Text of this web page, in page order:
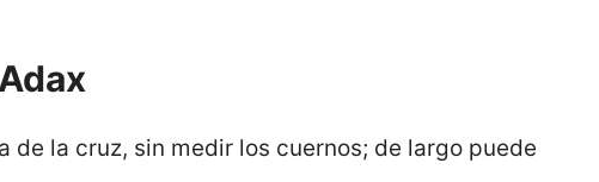
de la cruz, sin medir los cuernos; de largo puede